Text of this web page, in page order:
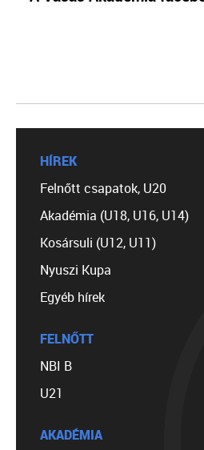
HÍREK
Felnőtt csapatok, U20
Akadémia (U18, U16, U14)
Kosársuli (U12, U11)
Nyuszi Kupa
Egyéb hírek
FELNŐTT
NBI B
U21
AKADÉMIA